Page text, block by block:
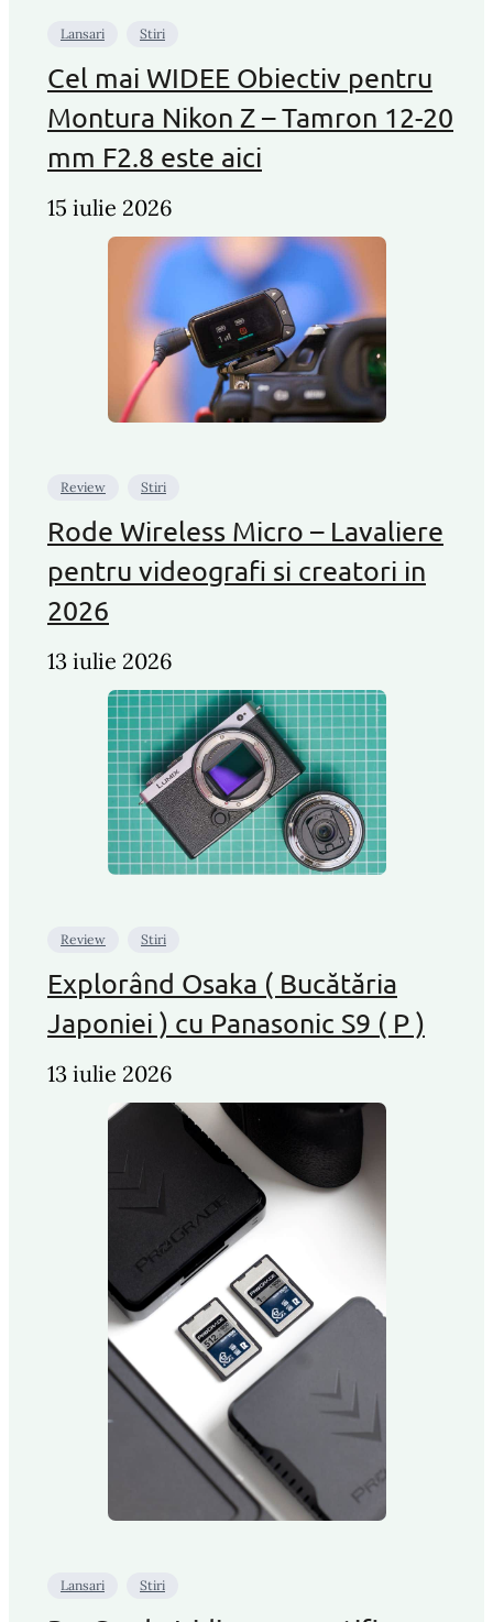
Lansari Stiri
Cel mai WIDEE Obiectiv pentru
Montura Nikon Z – Tamron 12-20
mm F2.8 este aici
15 iulie 2026
Review Stiri
Rode Wireless Micro – Lavaliere
pentru videografi si creatori in
2026
13 iulie 2026
Review Stiri
Explorând Osaka ( Bucătăria
Japoniei ) cu Panasonic S9 ( P )
13 iulie 2026
Lansari Stiri